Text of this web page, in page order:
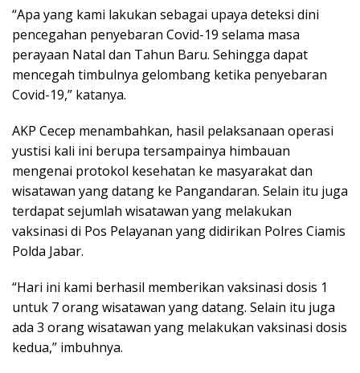
“Apa yang kami lakukan sebagai upaya deteksi dini
pencegahan penyebaran Covid-19 selama masa
perayaan Natal dan Tahun Baru. Sehingga dapat
mencegah timbulnya gelombang ketika penyebaran
Covid-19,” katanya.
AKP Cecep menambahkan, hasil pelaksanaan operasi
yustisi kali ini berupa tersampainya himbauan
mengenai protokol kesehatan ke masyarakat dan
wisatawan yang datang ke Pangandaran. Selain itu juga
terdapat sejumlah wisatawan yang melakukan
vaksinasi di Pos Pelayanan yang didirikan Polres Ciamis
Polda Jabar.
“Hari ini kami berhasil memberikan vaksinasi dosis 1
untuk 7 orang wisatawan yang datang. Selain itu juga
ada 3 orang wisatawan yang melakukan vaksinasi dosis
kedua,” imbuhnya.